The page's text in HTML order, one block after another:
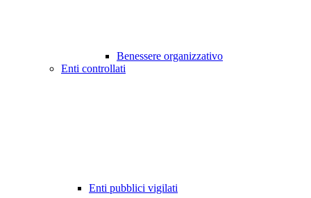
Benessere organizzativo
Enti controllati
Enti pubblici vigilati